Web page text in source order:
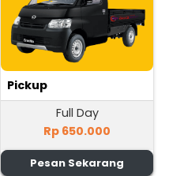
Pickup
Full Day
Rp 650.000
Pesan Sekarang